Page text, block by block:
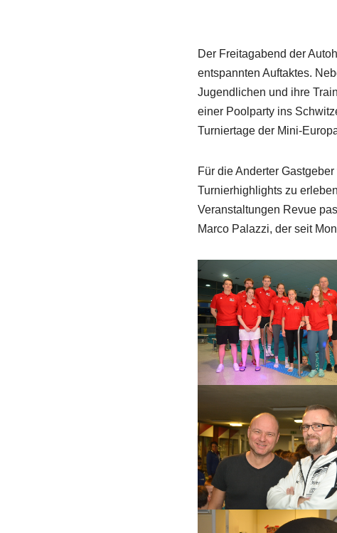
Der Freitagabend der
entspannten Auftaktes.
Jugendlichen und ihre
einer Poolparty ins
Turniertage der Mini-
Für die Anderter
Turnierhighlights zu
Veranstaltungen Revue
Marco Palazzi, der seit